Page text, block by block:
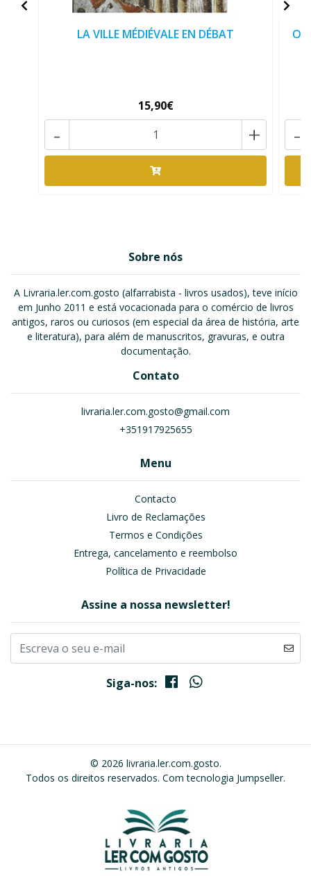
LA VILLE MÉDIÉVALE EN DÉBAT
15,90€
+
-
O
-
Sobre nós
A Livraria.ler.com.gosto (alfarrabista - livros usados), teve início
em Junho 2011 e está vocacionada para o comércio de livros
antigos, raros ou curiosos (em especial da área de história, arte
e literatura), para além de manuscritos, gravuras, e outra
documentação.
Contato
livraria.ler.com.gosto@gmail.com
+351917925655
Menu
Contacto
Livro de Reclamações
Termos e Condições
Entrega, cancelamento e reembolso
Política de Privacidade
Assine a nossa newsletter!
Siga-nos:
© 2026 livraria.ler.com.gosto.
Todos os direitos reservados. Com tecnologia Jumpseller.